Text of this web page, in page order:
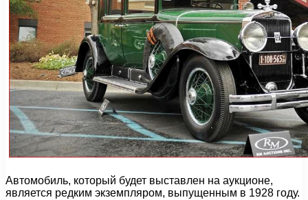
Автомобиль, который будет выставлен на аукционе,
является редким экземпляром, выпущенным в 1928 году.